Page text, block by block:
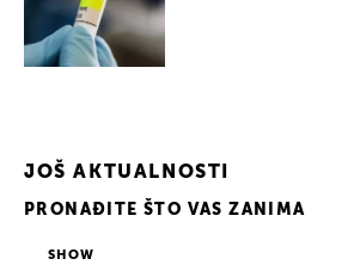
JOŠ AKTUALNOSTI
PRONAĐITE ŠTO VAS ZANIMA
SHOW